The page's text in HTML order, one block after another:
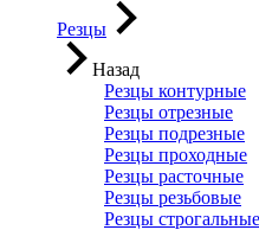
Резцы
Назад
Резцы контурные
Резцы отрезные
Резцы подрезные
Резцы проходные
Резцы расточные
Резцы резьбовые
Резцы строгальные